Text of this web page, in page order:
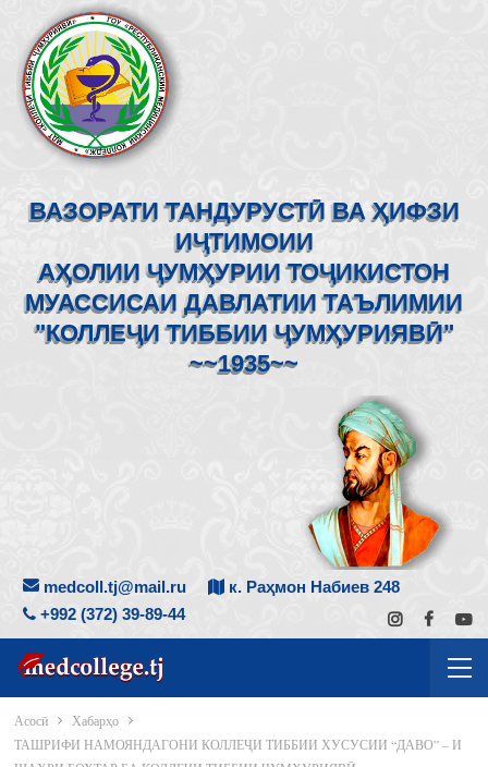
ВАЗОРАТИ ТАНДУРУСТӢ ВА ҲИФЗИ
ИҶТИМОИИ
АҲОЛИИ ҶУМҲУРИИ ТОҶИКИСТОН
МУАССИСАИ ДАВЛАТИИ ТАЪЛИМИИ
"КОЛЛЕҶИ ТИББИИ ҶУМҲУРИЯВӢ"
~~1935~~
medcoll.tj@mail.ru
к. Раҳмон Набиев 248
+992 (372) 39-89-44
Асосӣ
Хабарҳо
ТАШРИФИ НАМОЯНДАГОНИ КОЛЛЕҶИ ТИББИИ ХУСУСИИ “ДАВО” – И